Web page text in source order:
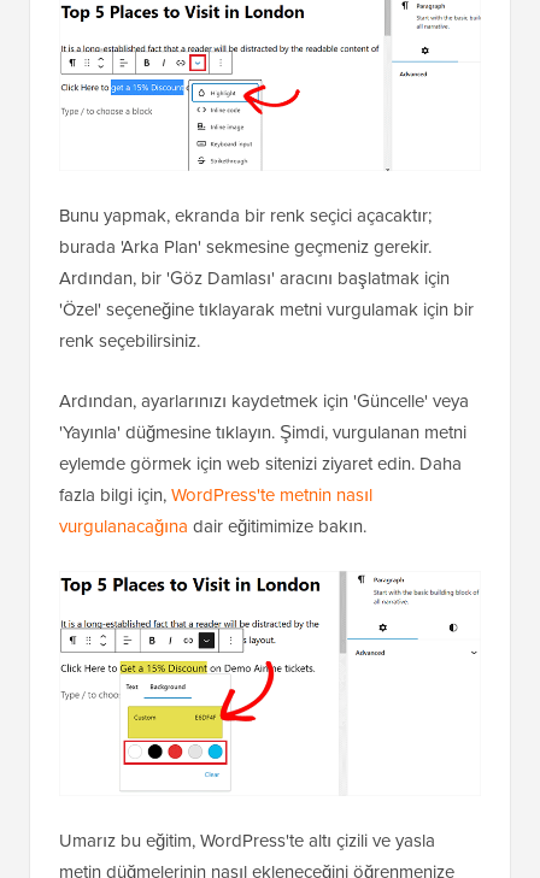
Bunu yapmak, ekranda bir renk seçici açacaktır;
burada 'Arka Plan' sekmesine geçmeniz gerekir.
Ardından, bir 'Göz Damlası' aracını başlatmak için
'Özel' seçeneğine tıklayarak metni vurgulamak için bir
renk seçebilirsiniz.
Ardından, ayarlarınızı kaydetmek için 'Güncelle' veya
'Yayınla' düğmesine tıklayın. Şimdi, vurgulanan metni
eylemde görmek için web sitenizi ziyaret edin. Daha
fazla bilgi için,WordPress'te metnin nasıl
vurgulanacağına dair eğitimimize bakın.
Umarız bu eğitim, WordPress'te altı çizili ve yasla
metin düğmelerinin nasıl ekleneceğini öğrenmenize